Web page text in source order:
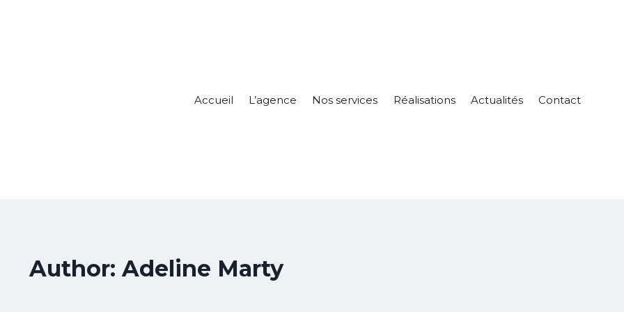
Accueil L’agence Nos services Réalisations Actualités Contact
Author: Adeline Marty